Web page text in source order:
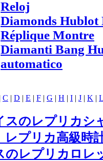
Reloj
Diamonds Hublot
Réplique Montre
Diamanti Bang
automatico
C | D | E | F | G | H | I | J | K | L
スのレプリカシ
レプリカ高級時
のレプリカロレ